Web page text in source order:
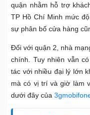
quận nhằm hỗ trợ
TP Hồ Chí Minh mức
sự phân bố cửa hàng
Đối với quận 2, nhà
chính. Tuy nhiên vẫn
tác với nhiều đại lý lớn
mà có vị trí và giờ làm
dưới đây của